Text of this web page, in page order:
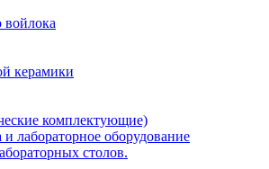
войлока
керамики
комплектующие)
лабораторное оборудование
столов.